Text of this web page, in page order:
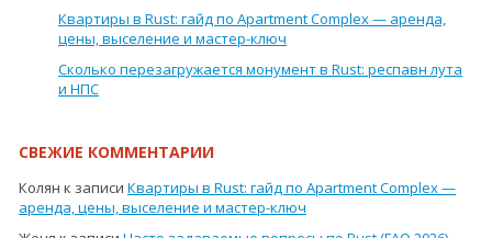
Квартиры в Rust: гайд по Apartment Complex — аренда,
цены, выселение и мастер-ключ
Сколько перезагружается монумент в Rust: респавн лута
и НПС
СВЕЖИЕ КОММЕНТАРИИ
Колян к записи Квартиры в Rust: гайд по Apartment Complex —
аренда, цены, выселение и мастер-ключ